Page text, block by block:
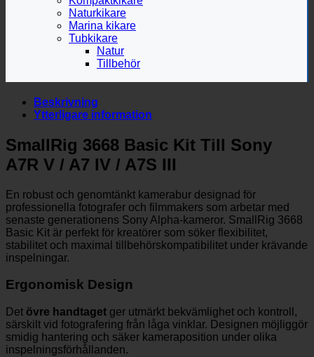
Naturkikare
Marina kikare
Tubkikare
Natur
Tillbehör
Beskrivning
Ytterligare information
SmallRig 3668 Basic Kit Till Sony
A7R V / A7 IV / A7S III
En robust och genomtänkt kamerabur designad för
professionella fotografer och filmmakers som arbetar med
senaste generationens Sony Alpha-kameror. SmallRig 3668
Basic Kit är perfekt för kreatörer som söker flexibilitet,
stabilitet och maximal tillbehörskompatibilitet under krävande
inspelningar.
Ergonomisk Design
Det övre handtaget ger utmärkt bekvämlighet och kontroll,
särskilt vid fotografering från låga vinklar. Designen möjliggör
smidig hantering och säker kameraposition under olika
inspelningsförhållanden.